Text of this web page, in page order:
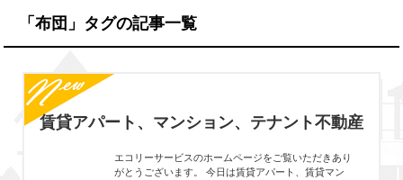
「布団」タグの記事一覧
賃貸アパート、マンション、テナント不動産
エコリーサービスのホームページをご覧いただきあり
がとうございます。 今日は賃貸アパート、賃貸マン